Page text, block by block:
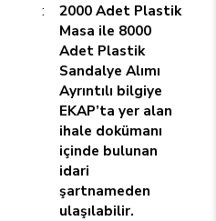
:
2000 Adet Plastik
Masa ile 8000
Adet Plastik
Sandalye Alımı
Ayrıntılı bilgiye
EKAP’ta yer alan
ihale dokümanı
içinde bulunan
idari
şartnameden
ulaşılabilir.